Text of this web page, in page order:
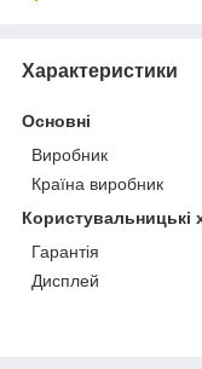
Характеристики
Основні
Виробник
Країна виробник
Користувальницькі
Гарантія
Дисплей